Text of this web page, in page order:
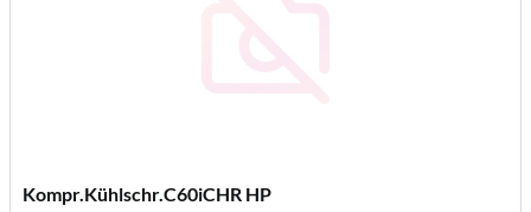
Kompr.Kühlschr.C60iCHR HP